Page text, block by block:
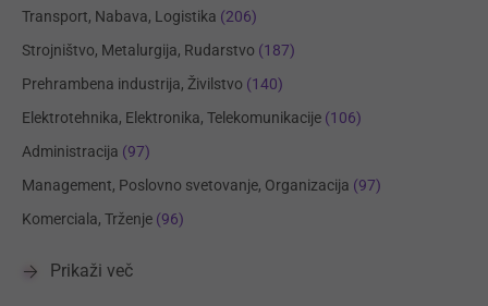
Transport, Nabava, Logistika (206)
Strojništvo, Metalurgija, Rudarstvo (187)
Prehrambena industrija, Živilstvo (140)
Elektrotehnika, Elektronika, Telekomunikacije (106)
Administracija (97)
Management, Poslovno svetovanje, Organizacija (97)
Komerciala, Trženje (96)
Prikaži več